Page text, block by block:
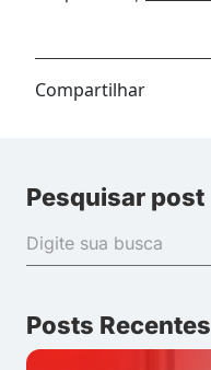
Compartilhar
Pesquisar post
Posts Recentes